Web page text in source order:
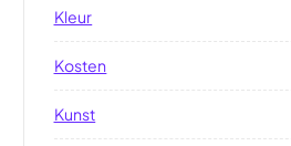
Kleur
Kosten
Kunst